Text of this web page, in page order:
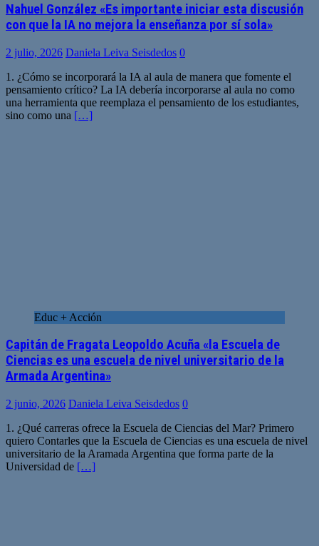
Nahuel González «Es importante iniciar esta discusión
con que la IA no mejora la enseñanza por sí sola»
2 julio, 2026 Daniela Leiva Seisdedos 0
1. ¿Cómo se incorporará la IA al aula de manera que fomente el
pensamiento crítico? La IA debería incorporarse al aula no como
una herramienta que reemplaza el pensamiento de los estudiantes,
sino como una […]
Educ + Acción
Capitán de Fragata Leopoldo Acuña «la Escuela de
Ciencias es una escuela de nivel universitario de la
Armada Argentina»
2 junio, 2026 Daniela Leiva Seisdedos 0
1. ¿Qué carreras ofrece la Escuela de Ciencias del Mar? Primero
quiero Contarles que la Escuela de Ciencias es una escuela de nivel
universitario de la Aramada Argentina que forma parte de la
Universidad de […]